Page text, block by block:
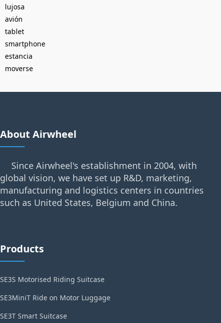
lujosa
avión
tablet
smartphone
estancia
moverse
About Airwheel
Since Airwheel's establishment in 2004, with
global vision, we have set up R&D, marketing,
manufacturing and logistics centers in countries
such as United States, Belgium and China.
Products
SE3S Motorised Riding Suitcase
SE3MiniT Ride on Motor Luggage
SE3T Smart Suitcase